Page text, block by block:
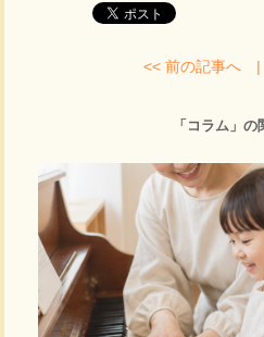
<< 前の記事へ |
「コラム」